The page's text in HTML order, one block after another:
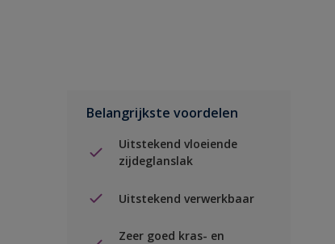
Belangrijkste voordelen
Uitstekend vloeiende
zijdeglanslak
Uitstekend verwerkbaar
Zeer goed kras- en